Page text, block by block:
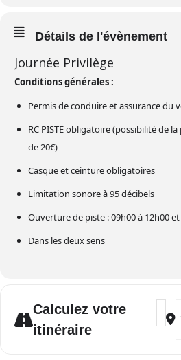
Détails de l'évènement
Journée Privilège
Conditions générales :
Permis de conduire et assurance du
RC PISTE obligatoire (possibilité de
de 20€)
Casque et ceinture obligatoires
Limitation sonore à 95 décibels
Ouverture de piste : 09h00 à 12h00
Dans les deux sens
Calculez votre
itinéraire